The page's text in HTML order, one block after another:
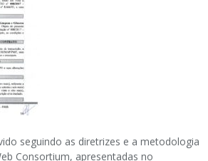
seguindo as diretrizes e a metodologia
Consortium, apresentadas no